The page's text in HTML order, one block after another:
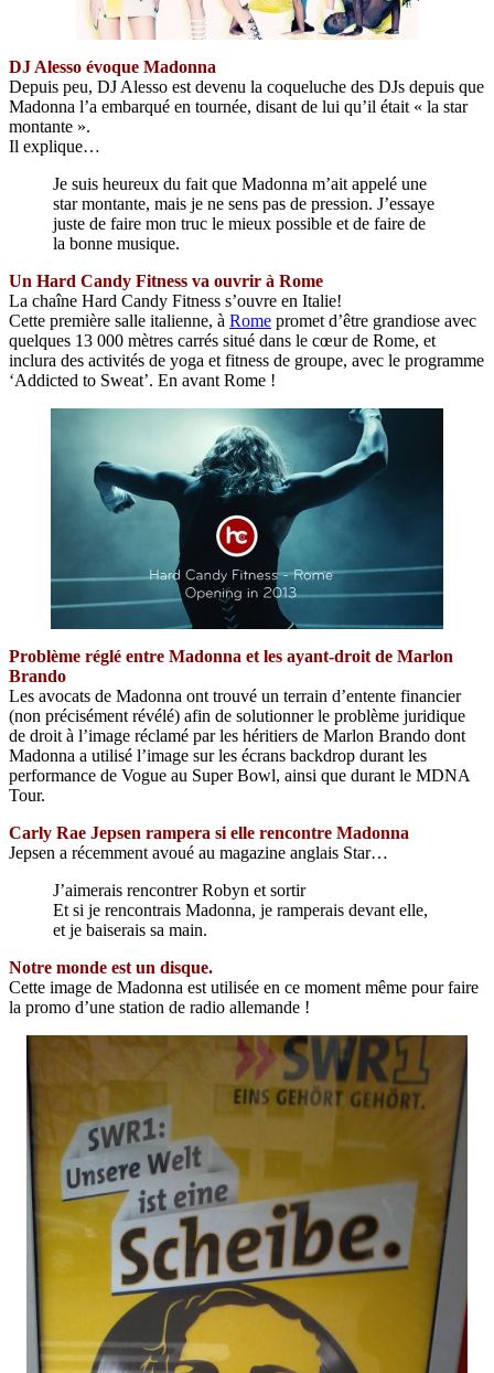
DJ Alesso évoque Madonna
Depuis peu, DJ Alesso est devenu la coqueluche des DJs depuis que
Madonna l’a embarqué en tournée, disant de lui qu’il était « la star
montante ».
Il explique…
Je suis heureux du fait que Madonna m’ait appelé une
star montante, mais je ne sens pas de pression. J’essaye
juste de faire mon truc le mieux possible et de faire de
la bonne musique.
Un Hard Candy Fitness va ouvrir à Rome
La chaîne Hard Candy Fitness s’ouvre en Italie!
Cette première salle italienne, à Rome promet d’être grandiose avec
quelques 13 000 mètres carrés situé dans le cœur de Rome, et
inclura des activités de yoga et fitness de groupe, avec le programme
‘Addicted to Sweat’. En avant Rome !
Problème réglé entre Madonna et les ayant-droit de Marlon
Brando
Les avocats de Madonna ont trouvé un terrain d’entente financier
(non précisément révélé) afin de solutionner le problème juridique
de droit à l’image réclamé par les héritiers de Marlon Brando dont
Madonna a utilisé l’image sur les écrans backdrop durant les
performance de Vogue au Super Bowl, ainsi que durant le MDNA
Tour.
Carly Rae Jepsen rampera si elle rencontre Madonna
Jepsen a récemment avoué au magazine anglais Star…
J’aimerais rencontrer Robyn et sortir
Et si je rencontrais Madonna, je ramperais devant elle,
et je baiserais sa main.
Notre monde est un disque.
Cette image de Madonna est utilisée en ce moment même pour faire
la promo d’une station de radio allemande !